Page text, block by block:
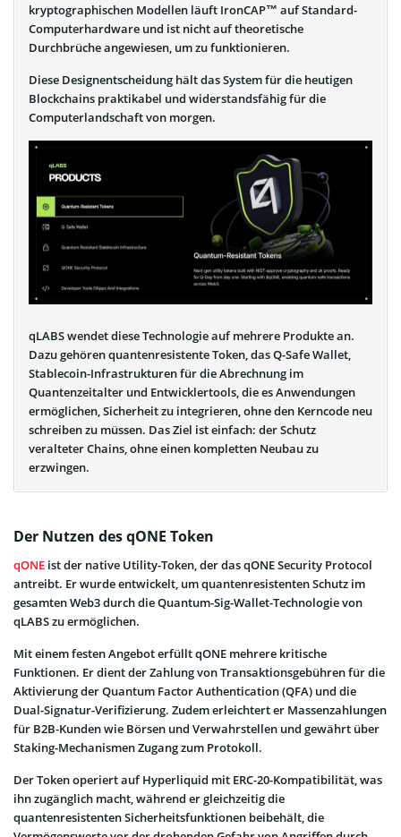
kryptographischen Modellen läuft IronCAP™ auf Standard-
Computerhardware und ist nicht auf theoretische
Durchbrüche angewiesen, um zu funktionieren.
Diese Designentscheidung hält das System für die heutigen
Blockchains praktikabel und widerstandsfähig für die
Computerlandschaft von morgen.
qLABS wendet diese Technologie auf mehrere Produkte an.
Dazu gehören quantenresistente Token, das Q-Safe Wallet,
Stablecoin-Infrastrukturen für die Abrechnung im
Quantenzeitalter und Entwicklertools, die es Anwendungen
ermöglichen, Sicherheit zu integrieren, ohne den Kerncode neu
schreiben zu müssen. Das Ziel ist einfach: der Schutz
veralteter Chains, ohne einen kompletten Neubau zu
erzwingen.
Der Nutzen des qONE Token
qONE ist der native Utility-Token, der das qONE Security Protocol
antreibt. Er wurde entwickelt, um quantenresistenten Schutz im
gesamten Web3 durch die Quantum-Sig-Wallet-Technologie von
qLABS zu ermöglichen.
Mit einem festen Angebot erfüllt qONE mehrere kritische
Funktionen. Er dient der Zahlung von Transaktionsgebühren für die
Aktivierung der Quantum Factor Authentication (QFA) und die
Dual-Signatur-Verifizierung. Zudem erleichtert er Massenzahlungen
für B2B-Kunden wie Börsen und Verwahrstellen und gewährt über
Staking-Mechanismen Zugang zum Protokoll.
Der Token operiert auf Hyperliquid mit ERC-20-Kompatibilität, was
ihn zugänglich macht, während er gleichzeitig die
quantenresistenten Sicherheitsfunktionen beibehält, die